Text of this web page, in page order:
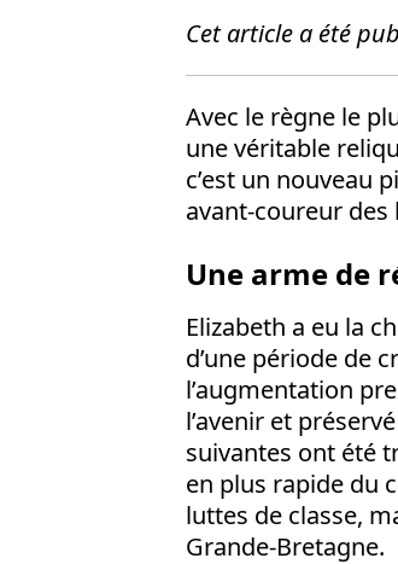
Cet article a été
Avec le règne le
une véritable
c’est un nouveau
avant-coureur
Une arme de
Elizabeth a eu la
d’une période de
l’augmentation
l’avenir et
suivantes ont été
en plus rapide du
luttes de classe,
Grande-Bretagne.